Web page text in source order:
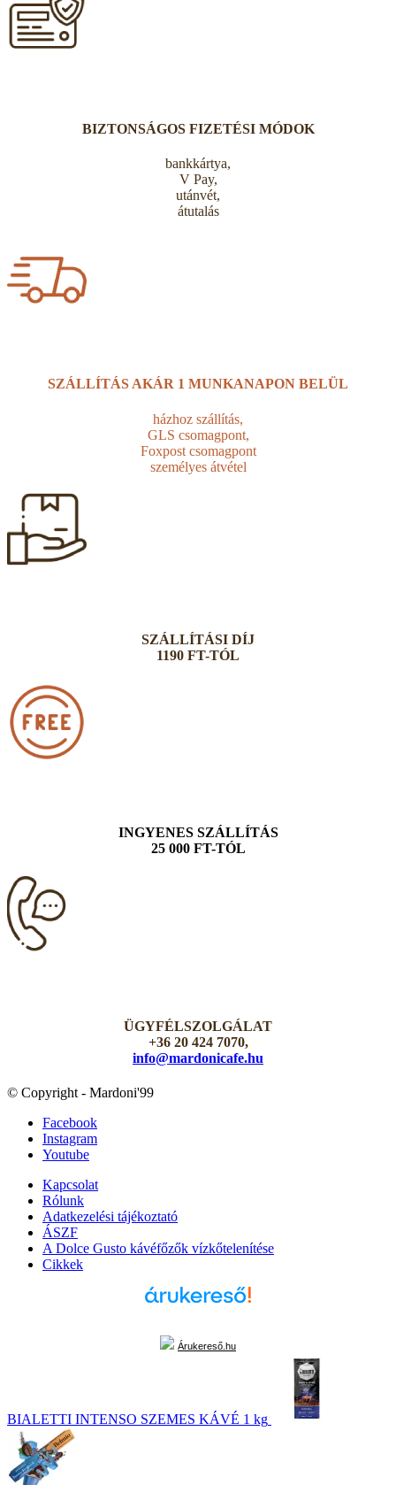
BIZTONSÁGOS FIZETÉSI MÓDOK
bankkártya,
V Pay,
utánvét,
átutalás
SZÁLLÍTÁS AKÁR 1 MUNKANAPON BELÜL
házhoz szállítás,
GLS csomagpont,
Foxpost csomagpont
személyes átvétel
SZÁLLÍTÁSI DÍJ
1190 FT-TÓL
INGYENES SZÁLLÍTÁS
25 000 FT-TÓL
ÜGYFÉLSZOLGÁLAT
+36 20 424 7070,
info@mardonicafe.hu
© Copyright - Mardoni'99
Facebook
Instagram
Youtube
Kapcsolat
Rólunk
Adatkezelési tájékoztató
ÁSZF
A Dolce Gusto kávéfőzők vízkőtelenítése
Cikkek
Árukereső.hu
BIALETTI INTENSO SZEMES KÁVÉ 1 kg